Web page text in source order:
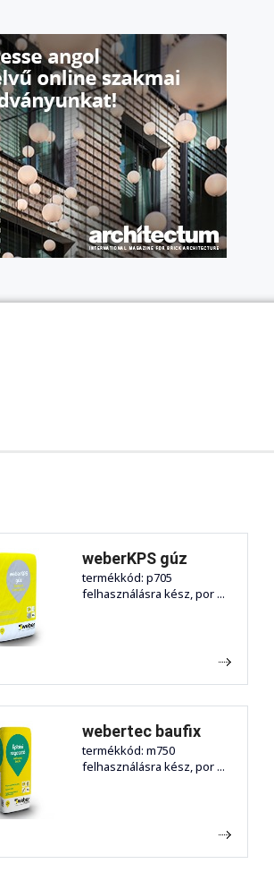
weberKPS gúz
termékkód: p705
felhasználásra kész, por ...
webertec baufix
termékkód: m750
felhasználásra kész, por ...